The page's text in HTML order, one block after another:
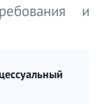
и